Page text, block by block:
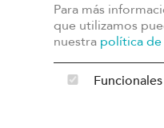
Para más
que utilizamos
nuestra política
Funcionales